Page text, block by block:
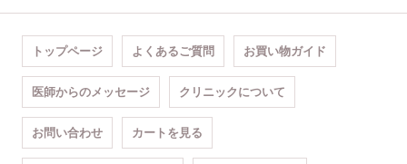
トップページ よくあるご質問 お買い物ガイド
医師からのメッセージ クリニックについて
お問い合わせ カートを見る